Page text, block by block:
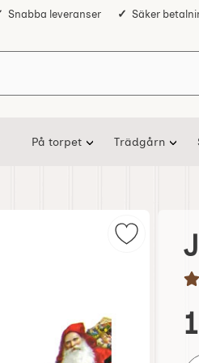
Snabba leveranser Säker
På torpet Trädgårn
Markera